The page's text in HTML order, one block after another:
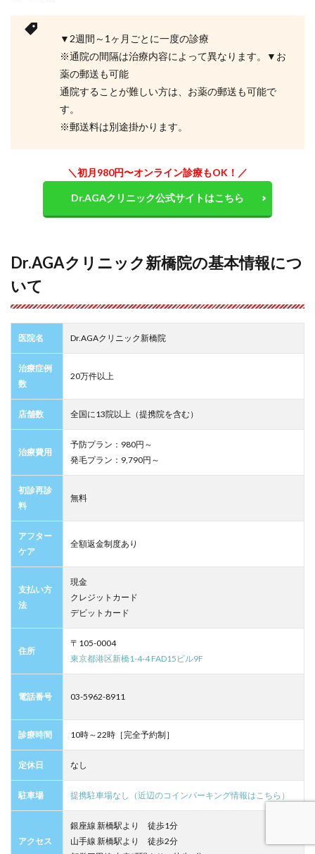
▼2週間～1ヶ月ごとに一度の診療
※通院の間隔は治療内容によって異なります。▼お
薬の郵送も可能
通院することが難しい方は、お薬の郵送も可能で
す。
※郵送料は別途掛かります。
＼初月980円〜オンライン診療もOK！／
Dr.AGAクリニック公式サイトはこちら
Dr.AGAクリニック新橋院の基本情報につ
いて
医院名 Dr.AGAクリニック新橋院
治療症例
数
20万件以上
店舗数 全国に13院以上（提携院を含む）
治療費用
予防プラン：980円～
発毛プラン： 9,790円～
初診再診
料
無料
アフター
ケア
全額返金制度あり
支払い方
法
現金
クレジットカード
デビットカード
住所
〒105-0004
東京都港区新橋1-4-4 FAD15ビル9F
電話番号 03-5962-8911
診療時間 10時～22時［完全予約制］
定休日 なし
駐車場 提携駐車場なし（近辺のコインパーキング情報はこちら）
アクセス
銀座線 新橋駅より 徒歩1分
山手線 新橋駅より 徒歩2分